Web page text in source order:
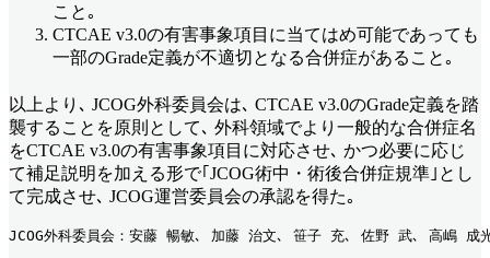
こと｡
CTCAE v3.0の有害事象項目に当てはめ可能であっても
一部のGrade定義が不適切となる合併症があること｡
以上より､ JCOG外科委員会は､ CTCAE v3.0のGrade定義を踏
襲することを原則として､ 外科領域でより一般的な合併症名
をCTCAE v3.0の有害事象項目に対応させ､ かつ必要に応じ
て補足説明を加える形で｢JCOG術中・術後合併症規準｣とし
て完成させ､ JCOG運営委員会の承認を得た｡
JCOG外科委員会：安藤 暢敏､ 加藤 治文､ 笹子 充､ 佐野 武､ 高嶋